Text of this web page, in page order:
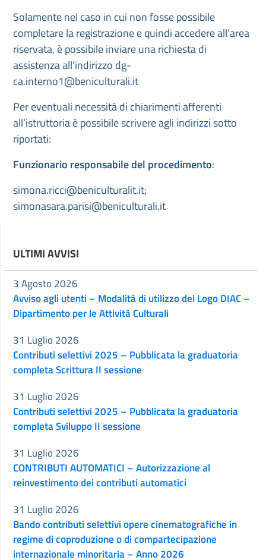
Solamente nel caso in cui non fosse possibile
completare la registrazione e quindi accedere all’area
riservata, è possibile inviare una richiesta di
assistenza all’indirizzo dg-
ca.interno1@beniculturali.it
Per eventuali necessità di chiarimenti afferenti
all’istruttoria è possibile scrivere agli indirizzi sotto
riportati:
Funzionario responsabile del procedimento:
simona.ricci@beniculturalit.it;
simonasara.parisi@beniculturali.it
ULTIMI AVVISI
Avviso agli utenti – Modalità di utilizzo del Logo DIAC –
Dipartimento per le Attività Culturali
3 Agosto 2026
Contributi selettivi 2025 – Pubblicata la graduatoria
completa Scrittura II sessione
31 Luglio 2026
Contributi selettivi 2025 – Pubblicata la graduatoria
completa Sviluppo II sessione
31 Luglio 2026
CONTRIBUTI AUTOMATICI – Autorizzazione al
reinvestimento dei contributi automatici
31 Luglio 2026
Bando contributi selettivi opere cinematografiche in
regime di coproduzione o di compartecipazione
internazionale minoritaria – Anno 2026
31 Luglio 2026